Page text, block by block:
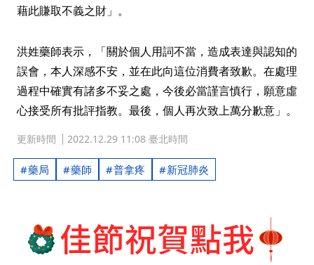
藉此賺取不義之財」。
洪姓藥師表示，「關於個人用詞不當，造成表達與認知的
誤會，本人深感不安，並在此向這位消費者致歉。在處理
過程中確實有諸多不妥之處，今後必當謹言慎行，願意虛
心接受所有批評指教。最後，個人再次致上萬分歉意」。
更新時間 2022.12.29 11:08 臺北時間
藥局 藥師 普拿疼 新冠肺炎